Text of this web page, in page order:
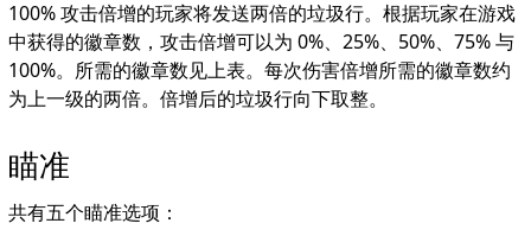
100% 攻击倍增的玩家将发送两倍的垃圾行。根据玩家在游戏
中获得的徽章数，攻击倍增可以为 0%、25%、50%、75% 与
100%。所需的徽章数见上表。每次伤害倍增所需的徽章数约
为上一级的两倍。倍增后的垃圾行向下取整。
瞄准
共有五个瞄准选项：